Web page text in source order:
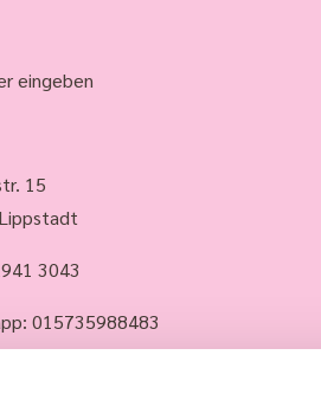
eingeben
15
3043
015735988483